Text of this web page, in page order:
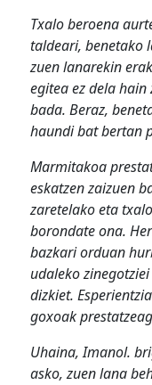
Txalo beroena
taldeari, benetako
zuen lanarekin
egitea ez dela
bada. Beraz,
haundi bat bertan
Marmitakoa
eskatzen zaizuen
zaretelako eta
borondate ona.
bazkari orduan
udaleko
dizkiet.
goxoak
Uhaina, Imanol.
asko, zuen lana